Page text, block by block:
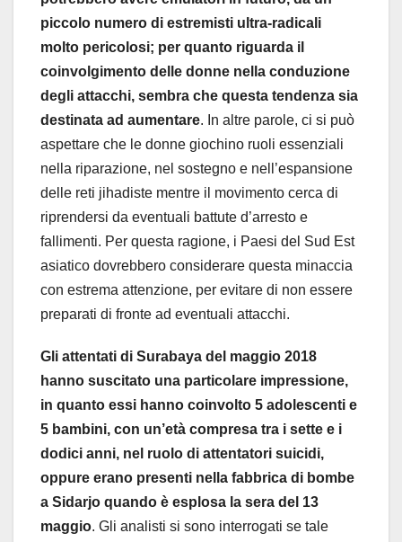
piccolo numero di estremisti ultra-radicali
molto pericolosi; per quanto riguarda il
coinvolgimento delle donne nella conduzione
degli attacchi, sembra che questa tendenza sia
destinata ad aumentare. In altre parole, ci si può
aspettare che le donne giochino ruoli essenziali
nella riparazione, nel sostegno e nell’espansione
delle reti jihadiste mentre il movimento cerca di
riprendersi da eventuali battute d’arresto e
fallimenti. Per questa ragione, i Paesi del Sud Est
asiatico dovrebbero considerare questa minaccia
con estrema attenzione, per evitare di non essere
preparati di fronte ad eventuali attacchi.
Gli attentati di Surabaya del maggio 2018
hanno suscitato una particolare impressione,
in quanto essi hanno coinvolto 5 adolescenti e
5 bambini, con un’età compresa tra i sette e i
dodici anni, nel ruolo di attentatori suicidi,
oppure erano presenti nella fabbrica di bombe
a Sidarjo quando è esplosa la sera del 13
maggio. Gli analisti si sono interrogati se tale